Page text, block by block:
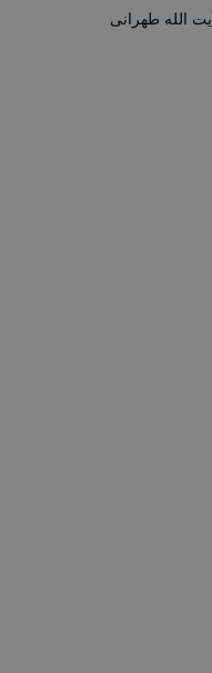
الله طهرانی